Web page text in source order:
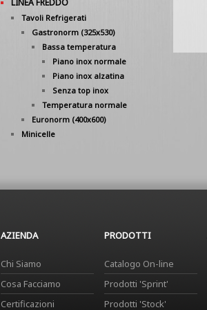
LINEA FREDDO
Tavoli Refrigerati
Gastronorm (325x530)
Bassa temperatura
Piano inox normale
Piano inox alzatina
Senza top inox
Temperatura normale
Euronorm (400x600)
Minicelle
AZIENDA
Chi Siamo
Cosa Facciamo
Certificazioni
PRODOTTI
Catalogo On-line
Prodotti 'Sprint'
Prodotti 'Stock'